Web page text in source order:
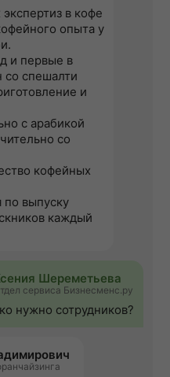
в кофе
опыта у
и первые в
со спешалти
и
с арабикой
со
кофейных
по выпуску
каждый
Шереметьева
сервиса Бизнесменс.ру
нужно сотрудников?